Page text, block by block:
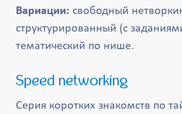
Вариации: свободный
структурированный (с
тематический по нише.
Speed networking
Серия коротких знакомств по